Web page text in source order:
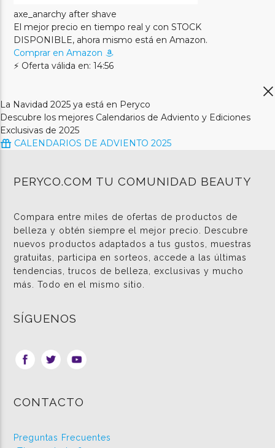
axe_anarchy after shave
El mejor precio en tiempo real y con STOCK
DISPONIBLE, ahora mismo está en Amazon.
Comprar en Amazon
⚡ Oferta válida en: 14:56
La Navidad 2025 ya está en Peryco
Descubre los mejores Calendarios de Adviento y Ediciones
Exclusivas de 2025
CALENDARIOS DE ADVIENTO 2025
PERYCO.COM TU COMUNIDAD BEAUTY
Compara entre miles de ofertas de productos de
belleza y obtén siempre el mejor precio. Descubre
nuevos productos adaptados a tus gustos, muestras
gratuitas, participa en sorteos, accede a las últimas
tendencias, trucos de belleza, exclusivas y mucho
más. Todo en el mismo sitio.
SÍGUENOS
CONTACTO
Preguntas Frecuentes